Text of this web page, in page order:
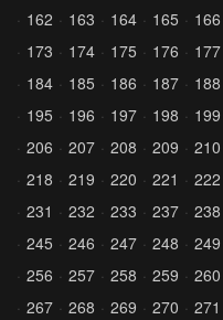
162
163 164 165 166
173
174 175 176 177
184
185 186 187 188
195
196 197 198 199
206
207 208 209 210
218
219 220 221 222
231
232 233 237 238
245
246 247 248 249
256
257 258 259 260
267
268 269 270 271